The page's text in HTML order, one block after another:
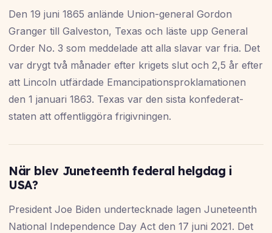
Den 19 juni 1865 anlände Union-general Gordon
Granger till Galveston, Texas och läste upp General
Order No. 3 som meddelade att alla slavar var fria. Det
var drygt två månader efter krigets slut och 2,5 år efter
att Lincoln utfärdade Emancipationsproklamationen
den 1 januari 1863. Texas var den sista konfederat-
staten att offentliggöra frigivningen.
När blev Juneteenth federal helgdag i
USA?
President Joe Biden undertecknade lagen Juneteenth
National Independence Day Act den 17 juni 2021. Det